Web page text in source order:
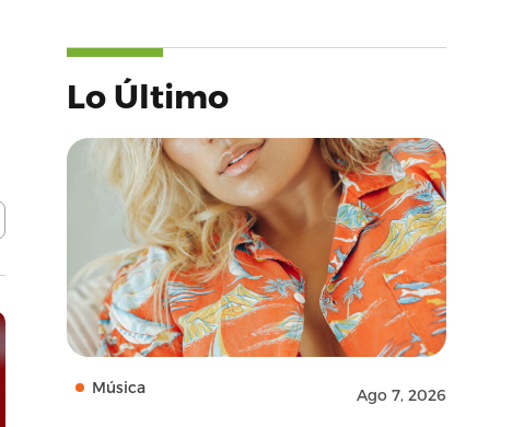
Lo Último
Música Ago 7, 2026